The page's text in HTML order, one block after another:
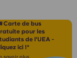
Carte de bus
pour les
de l'UEA -
ici !*
savoir plus